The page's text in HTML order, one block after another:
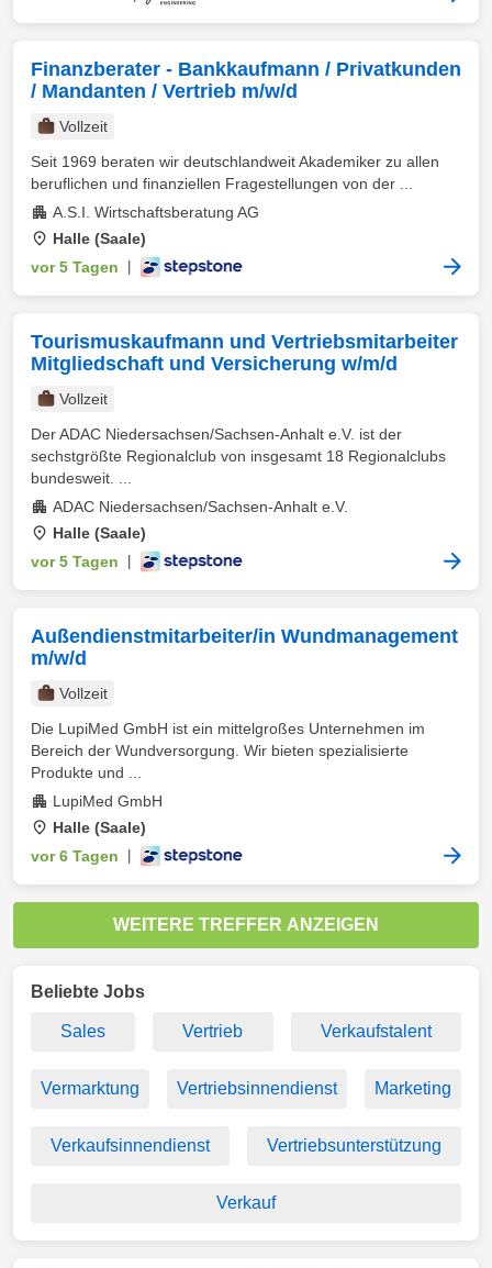
Finanzberater - Bankkaufmann / Privatkunden
/ Mandanten / Vertrieb m/w/d
Vollzeit
Seit 1969 beraten wir deutschlandweit Akademiker zu allen
beruflichen und finanziellen Fragestellungen von der ...
A.S.I. Wirtschaftsberatung AG
Halle (Saale)
vor 5 Tagen
Tourismuskaufmann und Vertriebsmitarbeiter
Mitgliedschaft und Versicherung w/m/d
Vollzeit
Der ADAC Niedersachsen/Sachsen-Anhalt e.V. ist der
sechstgrößte Regionalclub von insgesamt 18 Regionalclubs
bundesweit. ...
ADAC Niedersachsen/Sachsen-Anhalt e.V.
Halle (Saale)
vor 5 Tagen
Außendienstmitarbeiter/in Wundmanagement
m/w/d
Vollzeit
Die LupiMed GmbH ist ein mittelgroßes Unternehmen im
Bereich der Wundversorgung. Wir bieten spezialisierte
Produkte und ...
LupiMed GmbH
Halle (Saale)
vor 6 Tagen
WEITERE TREFFER ANZEIGEN
Beliebte Jobs
Sales Vertrieb Verkaufstalent
Vermarktung Vertriebsinnendienst Marketing
Verkaufsinnendienst Vertriebsunterstützung
Verkauf